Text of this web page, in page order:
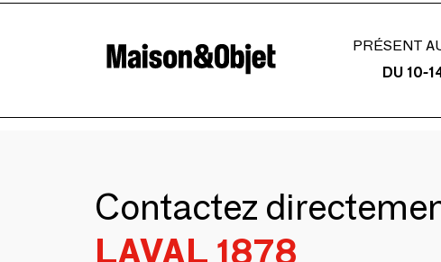
PRÉSENT
DU 10-
Contactez
LAVAL 1878